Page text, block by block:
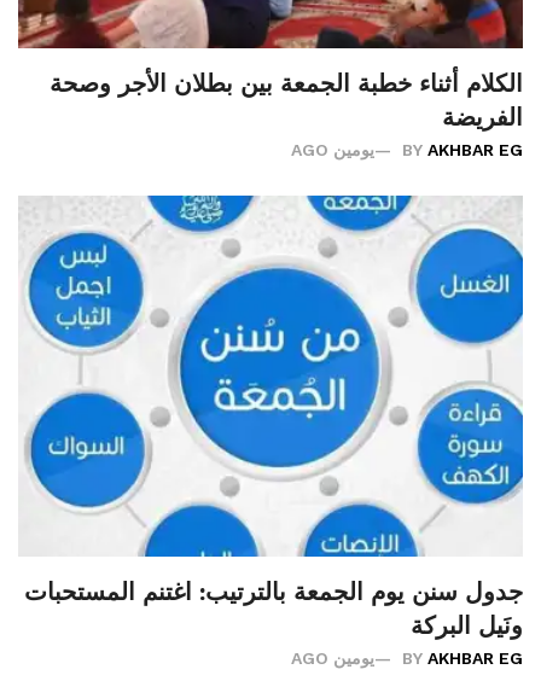
الكلام أثناء خطبة الجمعة بين بطلان الأجر وصحة
الفريضة
BY AKHBAR EG يومين AGO
جدول سنن يوم الجمعة بالترتيب: اغتنم المستحبات
ونَيل البركة
BY AKHBAR EG يومين AGO